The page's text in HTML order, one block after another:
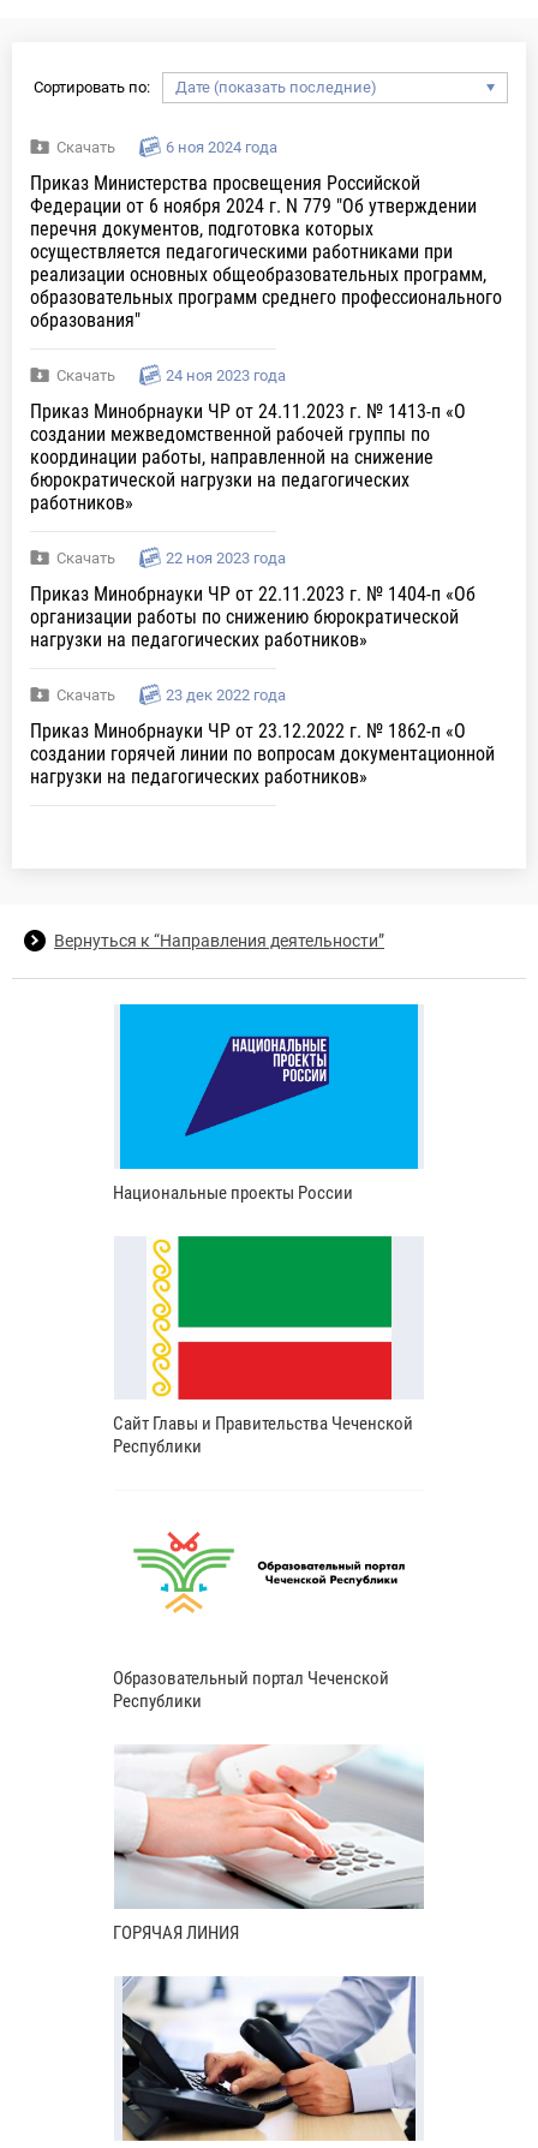
Сортировать по:
Скачать 6 ноя 2024 года
Приказ Министерства просвещения Российской
Федерации от 6 ноября 2024 г. N 779 "Об утверждении
перечня документов, подготовка которых
осуществляется педагогическими работниками при
реализации основных общеобразовательных программ,
образовательных программ среднего профессионального
образования"
Скачать 24 ноя 2023 года
Приказ Минобрнауки ЧР от 24.11.2023 г. № 1413-п «О
создании межведомственной рабочей группы по
координации работы, направленной на снижение
бюрократической нагрузки на педагогических
работников»
Скачать 22 ноя 2023 года
Приказ Минобрнауки ЧР от 22.11.2023 г. № 1404-п «Об
организации работы по снижению бюрократической
нагрузки на педагогических работников»
Скачать 23 дек 2022 года
Приказ Минобрнауки ЧР от 23.12.2022 г. № 1862-п «О
создании горячей линии по вопросам документационной
нагрузки на педагогических работников»
Вернуться к “Направления деятельности”
Национальные проекты России
Сайт Главы и Правительства Чеченской
Республики
Образовательный портал Чеченской
Республики
ГОРЯЧАЯ ЛИНИЯ